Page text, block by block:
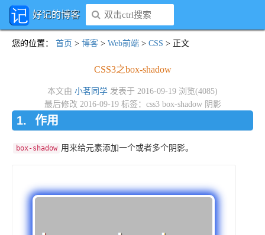
好记的博客
您的位置 ： 首页 > 博客 > Web前端 > CSS > 正文
CSS3之box-shadow
本文由 小茗同学 发表于 2016-09-19 浏览(4085)
最后修改 2016-09-19 标签： css3 box-shadow 阴影
作用
box-shadow 用来给元素添加一个或者多个阴影。